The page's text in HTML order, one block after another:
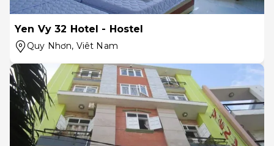
Yen Vy 32 Hotel - Hostel
Quy Nhơn, Viêt Nam